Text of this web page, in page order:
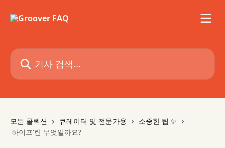
기사 검색...
모든 콜렉션 큐레이터 및 전문가용
소중한 팁 ✨
'하이프'란 무엇일까요?